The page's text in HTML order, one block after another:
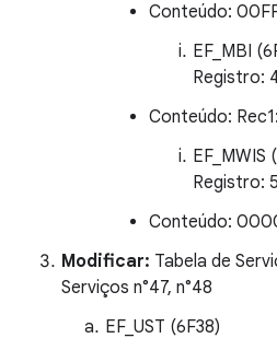
Conteúdo:
EF_MBI
Registro:
Conteúdo:
EF_MWIS
Registro:
Conteúdo:
Modificar: Tabela de
Serviços n°47, n°48
EF_UST (6F38)